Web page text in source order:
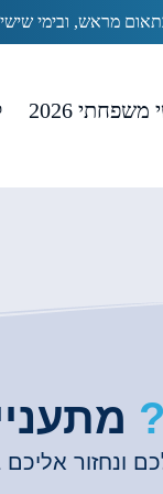
2026
צליס
ונחזור